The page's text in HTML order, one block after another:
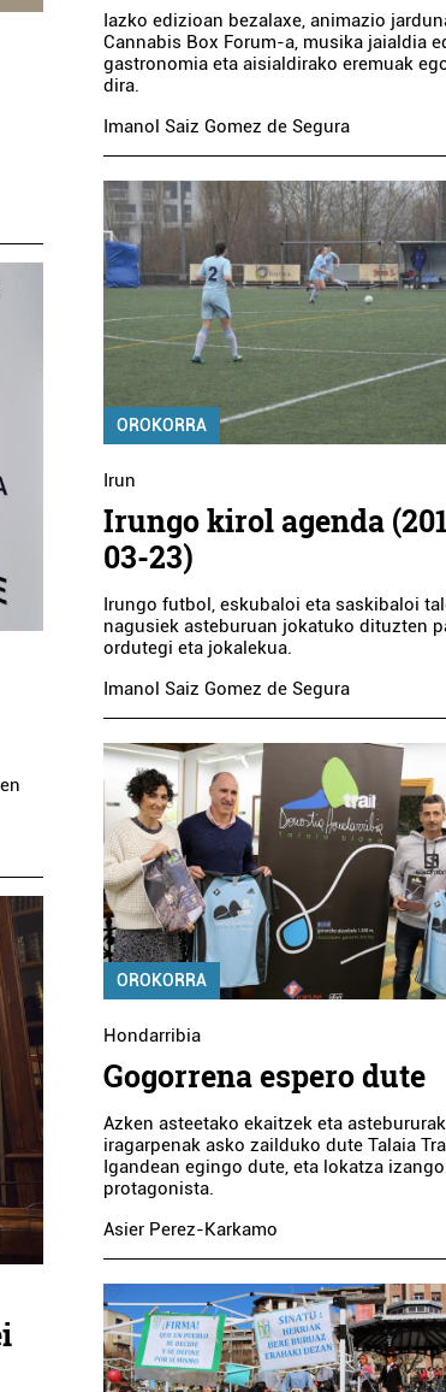
Iazko edizioan bezalaxe, animazio
Cannabis Box Forum-a, musika jaialdia
gastronomia eta aisialdirako eremuak
dira.
Imanol Saiz Gomez de Segura
OROKORRA
Irun
Irungo kirol agenda
03-23)
Irungo futbol, eskubaloi eta saskibaloi
nagusiek asteburuan jokatuko dituzten
ordutegi eta jokalekua.
Imanol Saiz Gomez de Segura
OROKORRA
Hondarribia
Gogorrena espero dute
Azken asteetako ekaitzek eta
iragarpenak asko zailduko dute Talaia
Igandean egingo dute, eta lokatza
protagonista.
Asier Perez-Karkamo
TABERNA
Orereta
PASAIAKO
Pasaia